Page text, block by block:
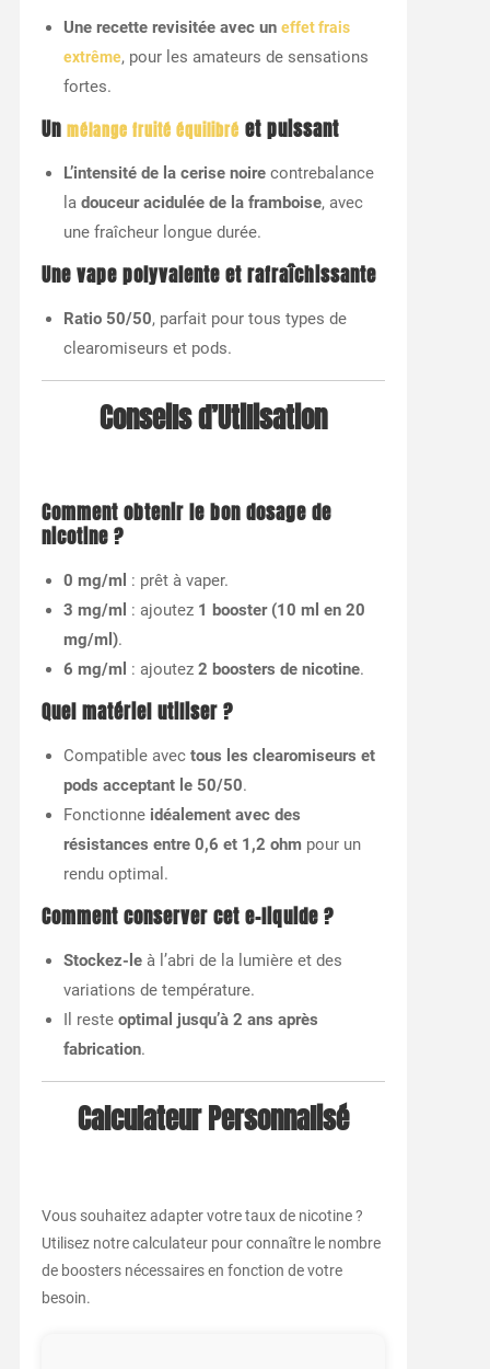
Une recette revisitée avec un effet frais
extrême, pour les amateurs de sensations
fortes.
Un mélange fruité équilibré et puissant
L’intensité de la cerise noirecontrebalance
la douceur acidulée de la framboise, avec
une fraîcheur longue durée.
Une vape polyvalente et rafraîchissante
Ratio 50/50, parfait pour tous types de
clearomiseurs et pods.
Conseils d’Utilisation
Comment obtenir le bon dosage de
nicotine ?
0 mg/ml : prêt à vaper.
3 mg/ml : ajoutez 1 booster (10 ml en 20
mg/ml).
6 mg/ml : ajoutez 2 boosters de nicotine.
Quel matériel utiliser ?
Compatible avec tous les clearomiseurs et
pods acceptant le 50/50.
Fonctionne idéalement avec des
résistances entre 0,6 et 1,2 ohmpour un
rendu optimal.
Comment conserver cet e-liquide ?
Stockez-leà l’abri de la lumière et des
variations de température.
Il reste optimal jusqu’à 2 ans après
fabrication.
Calculateur Personnalisé
Vous souhaitez adapter votre taux de nicotine ?
Utilisez notre calculateur pour connaître le nombre
de boosters nécessaires en fonction de votre
besoin.